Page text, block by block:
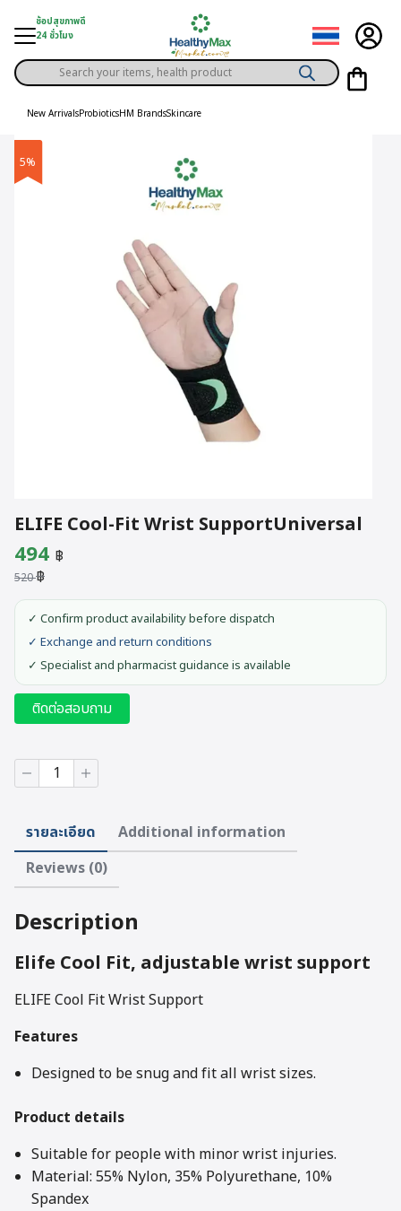
content
ช้อปสุขภาพดี
24 ชั่วโมง
Solution
Products
search
New ArrivalsProbioticsHM BrandsSkincare
5%
ELIFE Cool-Fit Wrist SupportUniversal
520฿
Original
price
was:
520 ฿.
494 ฿
is:
494 ฿.
✓ Confirm product availability before dispatch
✓ Exchange and return conditions
✓ Specialist and pharmacist guidance is available
ติดต่อสอบถาม
ELIFE
Cool-
SupportUniversal
quantity
รายละเอียด
Additional information
Reviews (0)
Description
Elife Cool Fit, adjustable wrist support
ELIFE Cool Fit Wrist Support
Features
Designed to be snug and fit all wrist sizes.
Product details
Suitable for people with minor wrist injuries.
Material: 55% Nylon, 35% Polyurethane, 10%
Spandex